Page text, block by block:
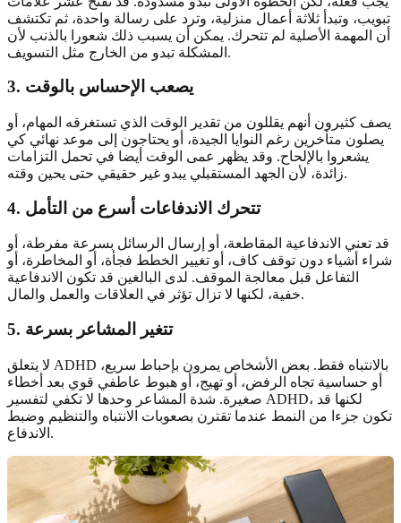
تبويب، وتبدأ ثلاثة أعمال منزلية، وترد على رسالة واحدة، ثم تكتشف
أن المهمة الأصلية لم تتحرك. يمكن أن يسبب ذلك شعورا بالذنب لأن
المشكلة تبدو من الخارج مثل التسويف.
3. يصعب الإحساس بالوقت
يصف كثيرون أنهم يقللون من تقدير الوقت الذي تستغرقه المهام، أو
يصلون متأخرين رغم النوايا الجيدة، أو يحتاجون إلى موعد نهائي كي
يشعروا بالإلحاح. وقد يظهر عمى الوقت أيضا في تحمل التزامات
زائدة، لأن الجهد المستقبلي يبدو غير حقيقي حتى يحين وقته.
4. تتحرك الاندفاعات أسرع من التأمل
قد تعني الاندفاعية المقاطعة، أو إرسال الرسائل بسرعة مفرطة، أو
شراء أشياء دون توقف كاف، أو تغيير الخطط فجأة، أو المخاطرة، أو
التفاعل قبل معالجة الموقف. لدى البالغين قد تكون الاندفاعية
خفية، لكنها لا تزال تؤثر في العلاقات والعمل والمال.
5. تتغير المشاعر بسرعة
لا يتعلق ADHD بالانتباه فقط. بعض الأشخاص يمرون بإحباط سريع،
أو حساسية تجاه الرفض، أو تهيج، أو هبوط عاطفي قوي بعد أخطاء
صغيرة. شدة المشاعر وحدها لا تكفي لتفسير ADHD، لكنها قد
تكون جزءا من النمط عندما تقترن بصعوبات الانتباه والتنظيم وضبط
الاندفاع.